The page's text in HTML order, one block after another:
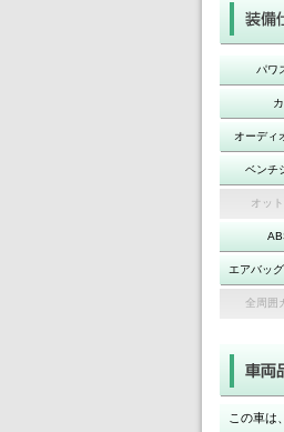
パワ
オーディ
ベンチ
オッ
エアバッ
全周囲
この車は、